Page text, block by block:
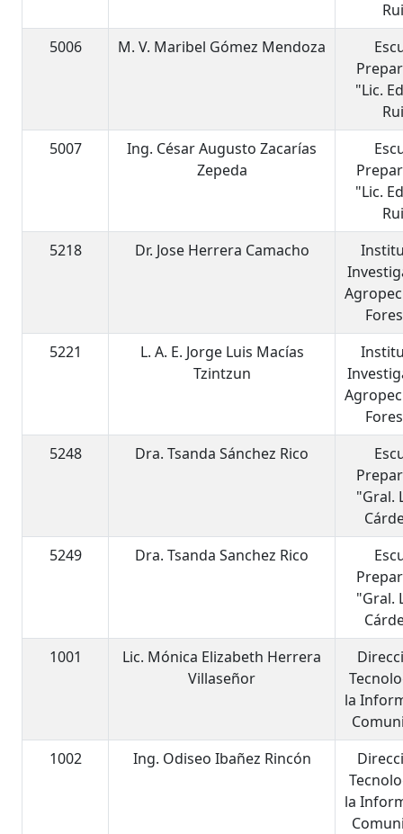
5006
M. V. Maribel Gómez Mendoza
"Lic.
5007
Ing. César Augusto Zacarías
Zepeda
"Lic.
5218
Dr. Jose Herrera Camacho
5221
L. A. E. Jorge Luis Macías
Tzintzun
5248
Dra. Tsanda Sánchez Rico
"Gral.
5249
Dra. Tsanda Sanchez Rico
"Gral.
1001
Lic. Mónica Elizabeth Herrera
Villaseñor
la
1002
Ing. Odiseo Ibañez Rincón
la